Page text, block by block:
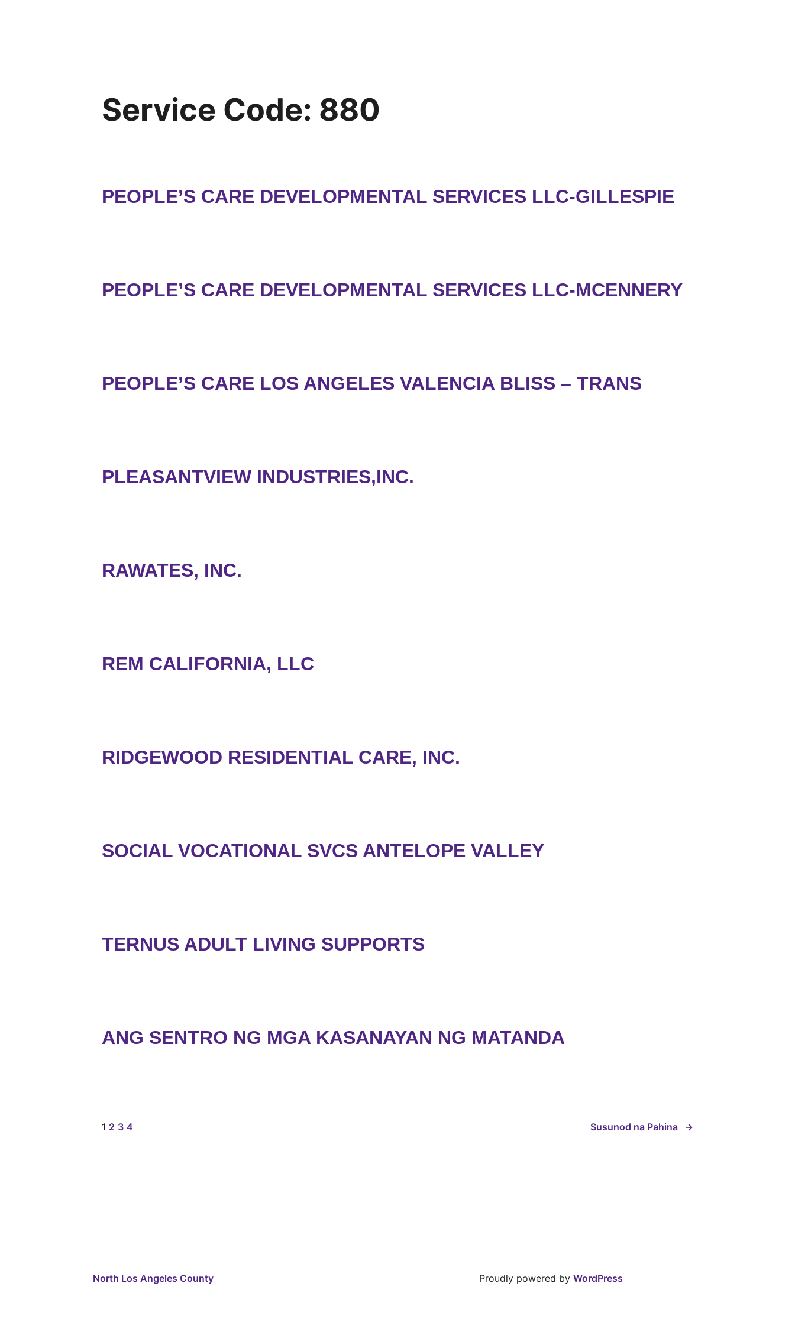
Service Code: 880
PEOPLE’S CARE DEVELOPMENTAL SERVICES LLC-GILLESPIE
PEOPLE’S CARE DEVELOPMENTAL SERVICES LLC-MCENNERY
PEOPLE’S CARE LOS ANGELES VALENCIA BLISS – TRANS
PLEASANTVIEW INDUSTRIES,INC.
RAWATES, INC.
REM CALIFORNIA, LLC
RIDGEWOOD RESIDENTIAL CARE, INC.
SOCIAL VOCATIONAL SVCS ANTELOPE VALLEY
TERNUS ADULT LIVING SUPPORTS
ANG SENTRO NG MGA KASANAYAN NG MATANDA
1 2 3 4 Susunod na Pahina →
North Los Angeles County Proudly powered by WordPress